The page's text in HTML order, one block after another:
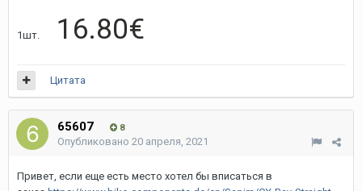
1шт. 16.80€
Цитата
65607 8
Опубликовано 20 апреля, 2021
Привет, если еще есть место хотел бы вписаться в